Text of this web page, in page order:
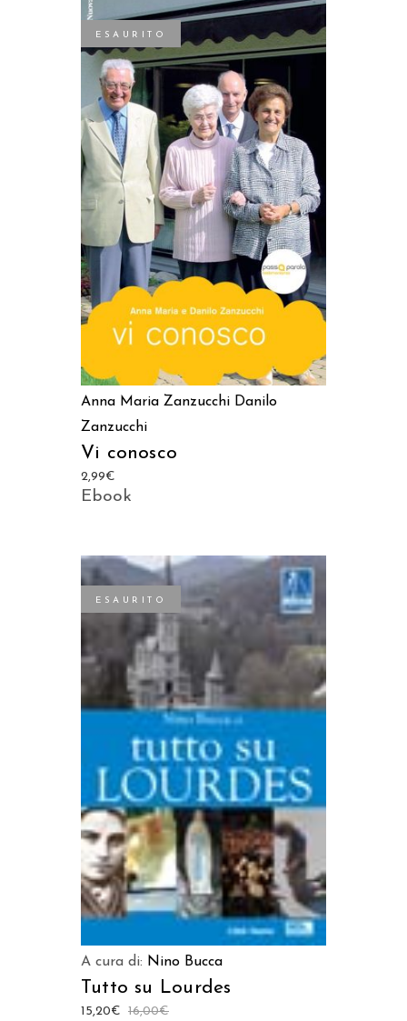
ESAURITO
LEGGI TUTTO
Anna Maria Zanzucchi Danilo
Zanzucchi
Vi conosco
2,99€
Ebook
ESAURITO
LEGGI TUTTO
A cura di: Nino Bucca
Tutto su Lourdes
16,00€
15,20€